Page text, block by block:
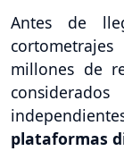
Antes de
millones de
plataformas